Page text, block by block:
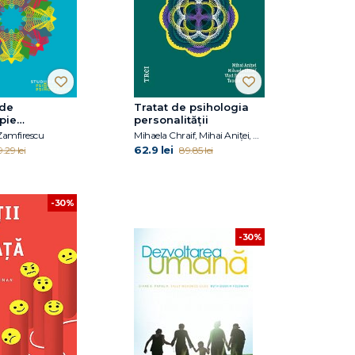
lei
Tratat de psihologia
personalității
Mihaela Chraif, Mihai Aniței, Vlad Burtăverde, Teodor Mihăilă
62.9 lei 89.85 lei
-30%
-30%